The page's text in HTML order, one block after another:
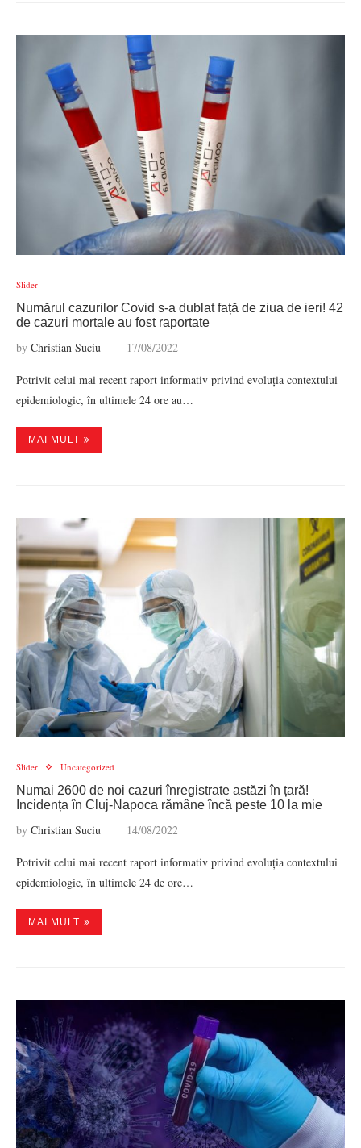
Slider
Numărul cazurilor Covid s-a dublat față de ziua de ieri! 42
de cazuri mortale au fost raportate
by Christian Suciu 17/08/2022
Potrivit celui mai recent raport informativ privind evoluția contextului
epidemiologic, în ultimele 24 ore au…
MAI MULT
Slider Uncategorized
Numai 2600 de noi cazuri înregistrate astăzi în țară!
Incidența în Cluj-Napoca rămâne încă peste 10 la mie
by Christian Suciu 14/08/2022
Potrivit celui mai recent raport informativ privind evoluția contextului
epidemiologic, în ultimele 24 de ore…
MAI MULT